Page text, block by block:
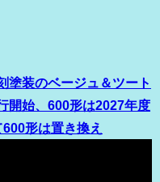
塗装のベージュ＆ツート
開始、600形は2027年度
形は置き換え